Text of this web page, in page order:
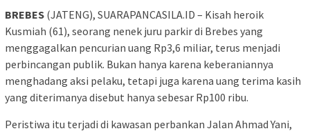
BREBES (JATENG), SUARAPANCASILA.ID – Kisah heroik
Kusmiah (61), seorang nenek juru parkir di Brebes yang
menggagalkan pencurian uang Rp3,6 miliar, terus menjadi
perbincangan publik. Bukan hanya karena keberaniannya
menghadang aksi pelaku, tetapi juga karena uang terima kasih
yang diterimanya disebut hanya sebesar Rp100 ribu.
Peristiwa itu terjadi di kawasan perbankan Jalan Ahmad Yani,